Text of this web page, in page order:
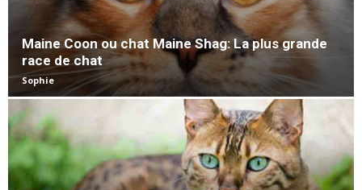
Maine Coon ou chat Maine Shag: La plus grande
race de chat
Sophie